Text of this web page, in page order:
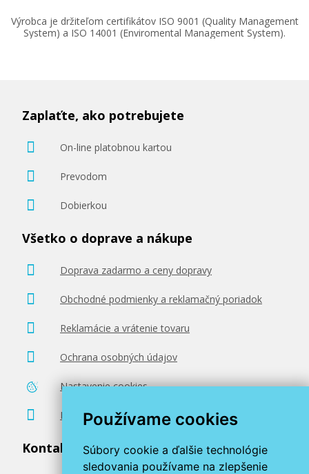
Používame cookies
Súbory cookie a ďalšie technológie
sledovania používame na zlepšenie
Výrobca je držiteľom certifikátov ISO 9001 (Quality Management
System) a ISO 14001 (Enviromental Management System).
Zaplaťte, ako potrebujete
On-line platobnou kartou
Prevodom
Dobierkou
Všetko o doprave a nákupe
Doprava zadarmo a ceny dopravy
Obchodné podmienky a reklamačný poriadok
Reklamácie a vrátenie tovaru
Ochrana osobných údajov
Nastavenie cookies
Poradenstvo zadarmo
Kontaktujte nás